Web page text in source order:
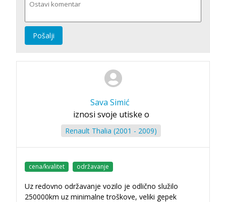
Pošalji
Sava Simić
iznosi svoje utiske o
Renault Thalia (2001 - 2009)
cena/kvalitet održavanje
Uz redovno održavanje vozilo je odlično služilo
250000km uz minimalne troškove, veliki gepek